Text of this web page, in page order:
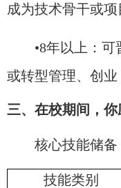
成为技术骨干或项
•8年以上：
或转型管理、创业
三、在校期间，你
核心技能储备
技能类别